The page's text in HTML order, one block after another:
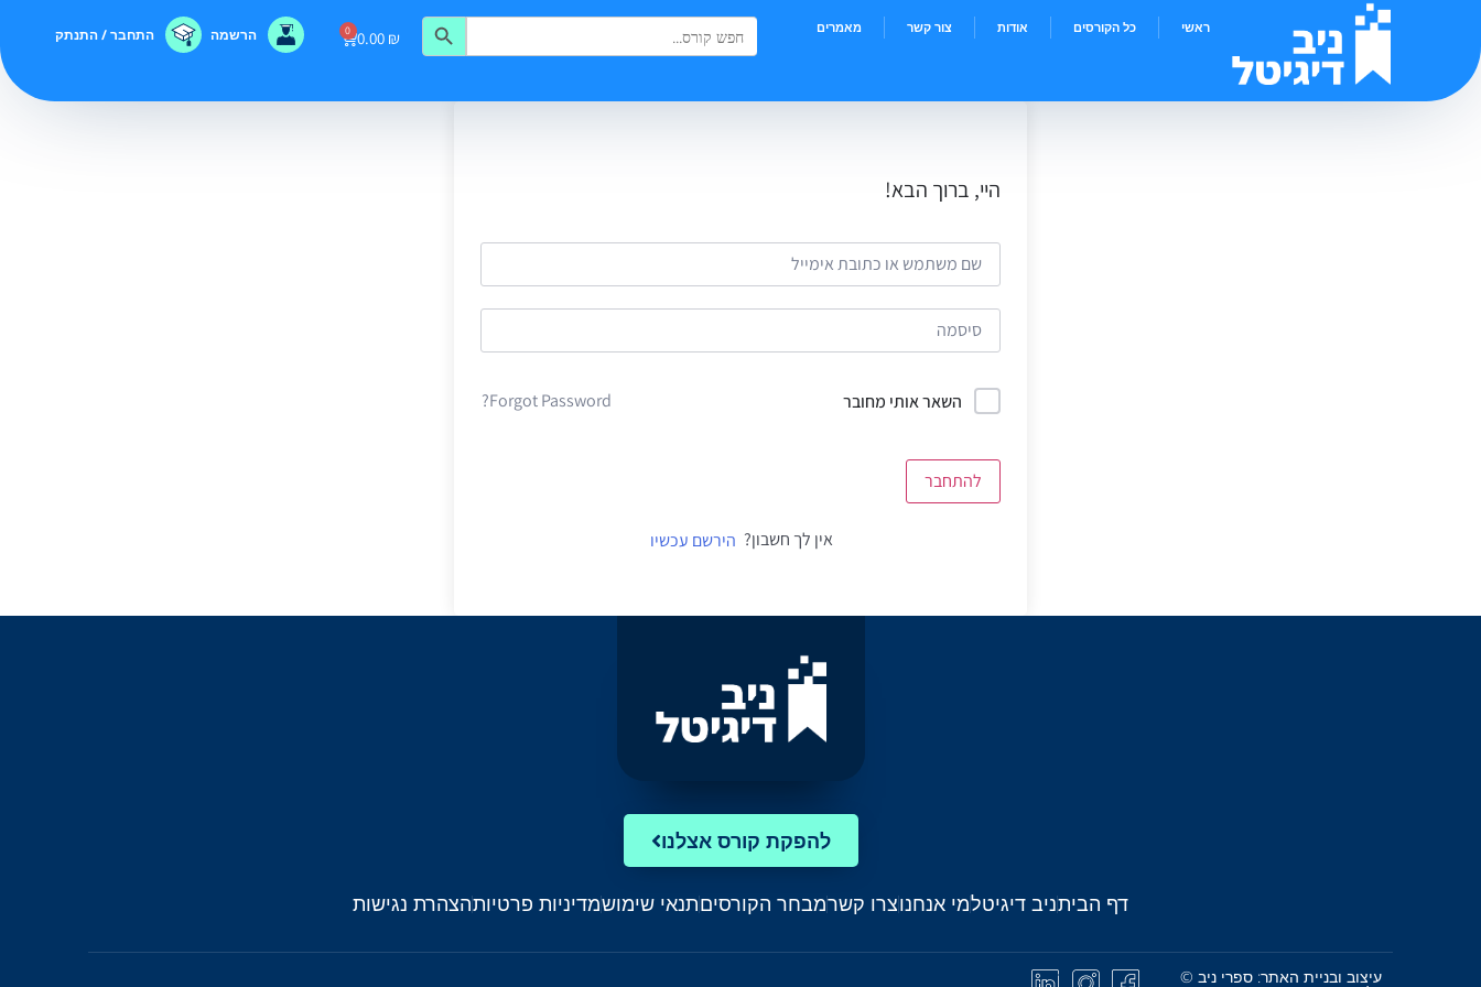
ראשי כל הקורסים אודות צור קשר מאמרים Search
for:
Search Button
0.00 ₪
0 הרשמה התחבר / התנתק
היי, ברוך הבא!
השאר אותי מחובר Forgot Password?
להתחבר
אין לך חשבון? הירשם עכשיו
להפקת קורס אצלנו
דף הביתניב דיגיטלמי אנחנוצרו קשרמבחר הקורסיםתנאי שימושמדיניות פרטיותהצהרת נגישות
עיצוב ובניית האתר: ספרי ניב ©